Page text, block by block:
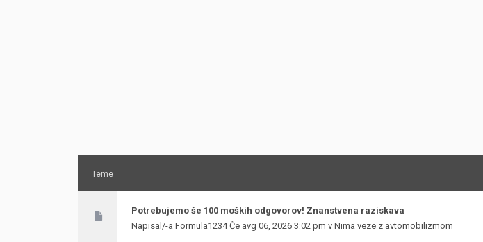
Teme
Potrebujemo še 100 moških odgovorov! Znanstvena raziskava
Napisal/-a Formula1234Če avg 06, 2026 3:02 pm v Nima veze z avtomobilizmom